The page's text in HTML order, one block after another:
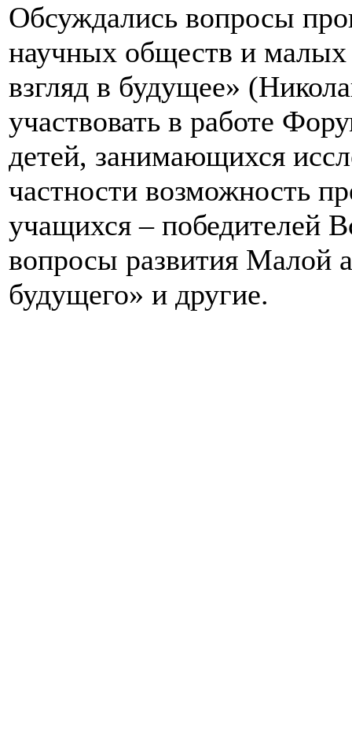
Обсуждались вопросы
научных обществ и малых
взгляд в будущее»
участвовать в работе
детей, занимающихся
частности возможность
учащихся – победителей
вопросы развития Малой
будущего» и другие.